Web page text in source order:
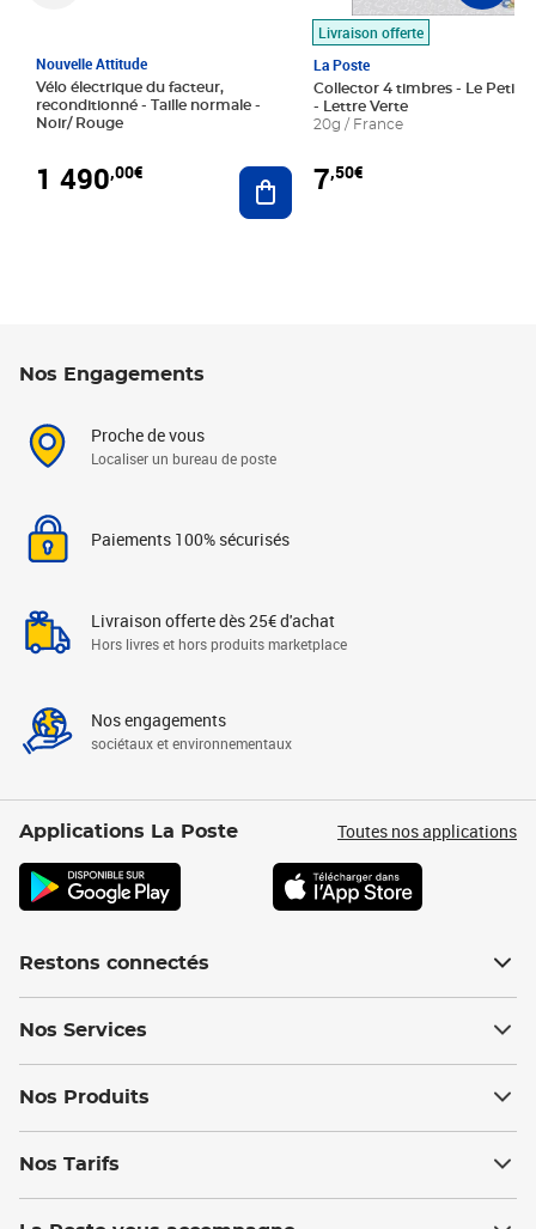
Nouvelle Attitude
Vélo électrique du facteur,
reconditionné - Taille normale -
Noir/ Rouge
1 490,00€ Ajouter au panier
Livraison offerte
La Poste
Collector 4 timbres - Le Petit
- Lettre Verte
20g / France
7,50€
Nos Engagements
Proche de vous
Localiser un bureau de poste
Paiements 100% sécurisés
Livraison offerte dès 25€ d'achat
Hors livres et hors produits marketplace
Nos engagements
sociétaux et environnementaux
Applications La Poste Toutes nos applications
Restons connectés
Nos Services
Nos Produits
Nos Tarifs